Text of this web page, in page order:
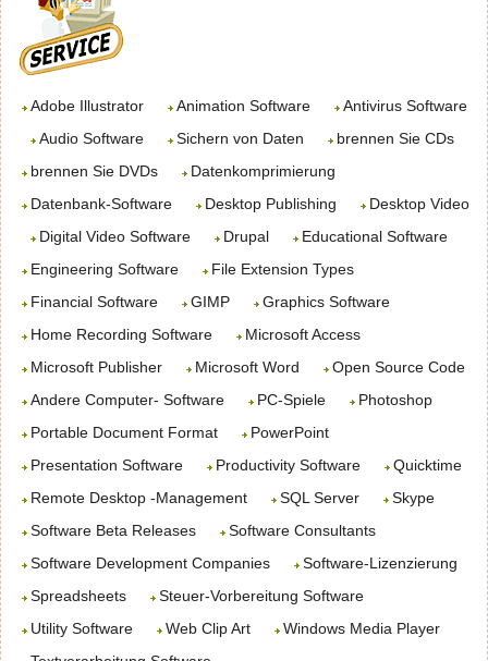
Adobe Illustrator Animation Software
Antivirus Software
Audio Software
Sichern von Daten
brennen Sie CDs
brennen Sie DVDs
Datenkomprimierung
Datenbank-Software
Desktop Publishing
Desktop Video
Digital Video Software
Drupal
Educational Software
Engineering Software
File Extension Types
Financial Software
GIMP
Graphics Software
Home Recording Software
Microsoft Access
Microsoft Publisher
Microsoft Word
Open Source Code
Andere Computer- Software
PC-Spiele
Photoshop
Portable Document Format
PowerPoint
Presentation Software
Productivity Software
Quicktime
Remote Desktop -Management
SQL Server
Skype
Software Beta Releases
Software Consultants
Software Development Companies
Software-Lizenzierung
Spreadsheets
Steuer-Vorbereitung Software
Utility Software
Web Clip Art
Windows Media Player